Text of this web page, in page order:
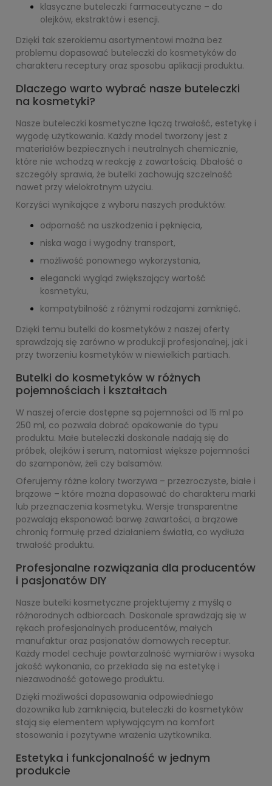
klasyczne buteleczki farmaceutyczne – do
olejków, ekstraktów i esencji.
Dzięki tak szerokiemu asortymentowi można bez
problemu dopasować buteleczki do kosmetyków do
charakteru receptury oraz sposobu aplikacji produktu.
Dlaczego warto wybrać nasze buteleczki
na kosmetyki?
Nasze buteleczki kosmetyczne łączą trwałość, estetykę i
wygodę użytkowania. Każdy model tworzony jest z
materiałów bezpiecznych i neutralnych chemicznie,
które nie wchodzą w reakcję z zawartością. Dbałość o
szczegóły sprawia, że butelki zachowują szczelność
nawet przy wielokrotnym użyciu.
Korzyści wynikające z wyboru naszych produktów:
odporność na uszkodzenia i pęknięcia,
niska waga i wygodny transport,
możliwość ponownego wykorzystania,
elegancki wygląd zwiększający wartość
kosmetyku,
kompatybilność z różnymi rodzajami zamknięć.
Dzięki temu butelki do kosmetyków z naszej oferty
sprawdzają się zarówno w produkcji profesjonalnej, jak i
przy tworzeniu kosmetyków w niewielkich partiach.
Butelki do kosmetyków w różnych
pojemnościach i kształtach
W naszej ofercie dostępne są pojemności od 15 ml po
250 ml, co pozwala dobrać opakowanie do typu
produktu. Małe buteleczki doskonale nadają się do
próbek, olejków i serum, natomiast większe pojemności
do szamponów, żeli czy balsamów.
Oferujemy różne kolory tworzywa – przezroczyste, białe i
brązowe – które można dopasować do charakteru marki
lub przeznaczenia kosmetyku. Wersje transparentne
pozwalają eksponować barwę zawartości, a brązowe
chronią formułę przed działaniem światła, co wydłuża
trwałość produktu.
Profesjonalne rozwiązania dla producentów
i pasjonatów DIY
Nasze butelki kosmetyczne projektujemy z myślą o
różnorodnych odbiorcach. Doskonale sprawdzają się w
rękach profesjonalnych producentów, małych
manufaktur oraz pasjonatów domowych receptur.
Każdy model cechuje powtarzalność wymiarów i wysoka
jakość wykonania, co przekłada się na estetykę i
niezawodność gotowego produktu.
Dzięki możliwości dopasowania odpowiedniego
dozownika lub zamknięcia, buteleczki do kosmetyków
stają się elementem wpływającym na komfort
stosowania i pozytywne wrażenia użytkownika.
Estetyka i funkcjonalność w jednym
produkcie